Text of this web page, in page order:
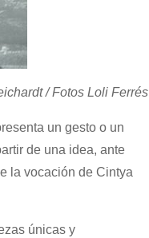
/Fotos Loli Ferrés
un gesto o un
de una idea, ante
la vocación de Cintya
únicas y